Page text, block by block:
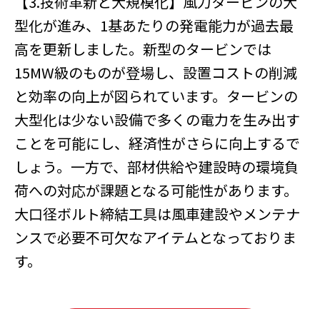
型化が進み、1基あたりの発電能力が過去最
高を更新しました。新型のタービンでは
15MW級のものが登場し、設置コストの削減
と効率の向上が図られています。タービンの
大型化は少ない設備で多くの電力を生み出す
ことを可能にし、経済性がさらに向上するで
しょう。一方で、部材供給や建設時の環境負
荷への対応が課題となる可能性があります。
大口径ボルト締結工具は風車建設やメンテナ
ンスで必要不可欠なアイテムとなっておりま
す。